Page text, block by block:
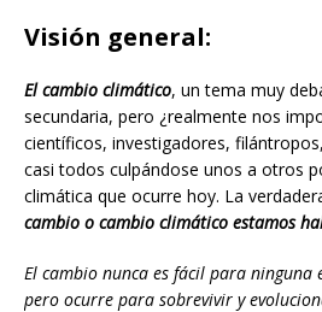
Visión general:
El cambio climático, un tema muy
secundaria, pero ¿realmente nos
científicos, investigadores,
casi todos culpándose unos a otros
climática que ocurre hoy. La
cambio o cambio climático estamos
El cambio nunca es fácil para ninguna
pero ocurre para sobrevivir y